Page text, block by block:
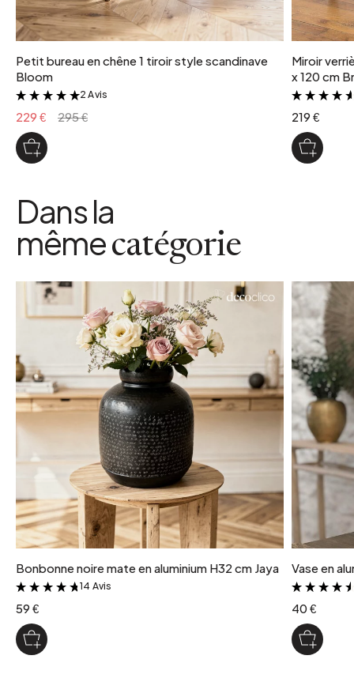
Petit bureau en chêne 1 tiroir style scandinave
Bloom
&
2 Avis
229 € 295 €
Miroir
x 120 cm
219 €
Dans la
mêmecatégorie
Bonbonne noire mate en aluminium H32 cm Jaya
&
14 Avis
59 €
Vase en
40 €